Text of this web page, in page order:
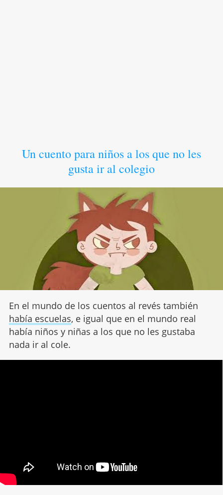
Un cuento para niños a los que no les
gusta ir al colegio
En el mundo de los cuentos al revés también
había escuelas, e igual que en el mundo real
había niños y niñas a los que no les gustaba
nada ir al cole.